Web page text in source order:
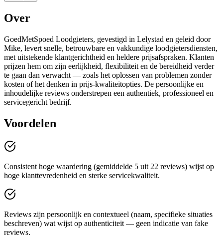
Over
GoedMetSpoed Loodgieters, gevestigd in Lelystad en geleid door
Mike, levert snelle, betrouwbare en vakkundige loodgietersdiensten,
met uitstekende klantgerichtheid en heldere prijsafspraken. Klanten
prijzen hem om zijn eerlijkheid, flexibiliteit en de bereidheid verder
te gaan dan verwacht — zoals het oplossen van problemen zonder
kosten of het denken in prijs‑kwaliteitopties. De persoonlijke en
inhoudelijke reviews onderstrepen een authentiek, professioneel en
servicegericht bedrijf.
Voordelen
Consistent hoge waardering (gemiddelde 5 uit 22 reviews) wijst op
hoge klanttevredenheid en sterke servicekwaliteit.
Reviews zijn persoonlijk en contextueel (naam, specifieke situaties
beschreven) wat wijst op authenticiteit — geen indicatie van fake
reviews.